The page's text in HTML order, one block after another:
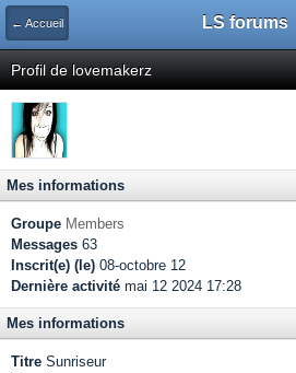
← Accueil LS forums
Profil de lovemakerz
Mes informations
Groupe Members
Messages 63
Inscrit(e) (le) 08-octobre 12
Dernière activité mai 12 2024 17:28
Mes informations
Titre Sunriseur